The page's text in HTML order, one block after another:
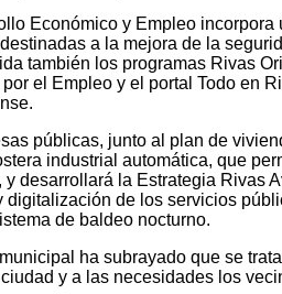
Económico y Empleo
a la mejora de la
también los programas Rivas
el Empleo y el portal Todo en
públicas, junto al plan de
industrial automática, que
desarrollará la Estrategia Rivas
de los servicios
de baldeo nocturno.
ha subrayado que se
y a las necesidades los